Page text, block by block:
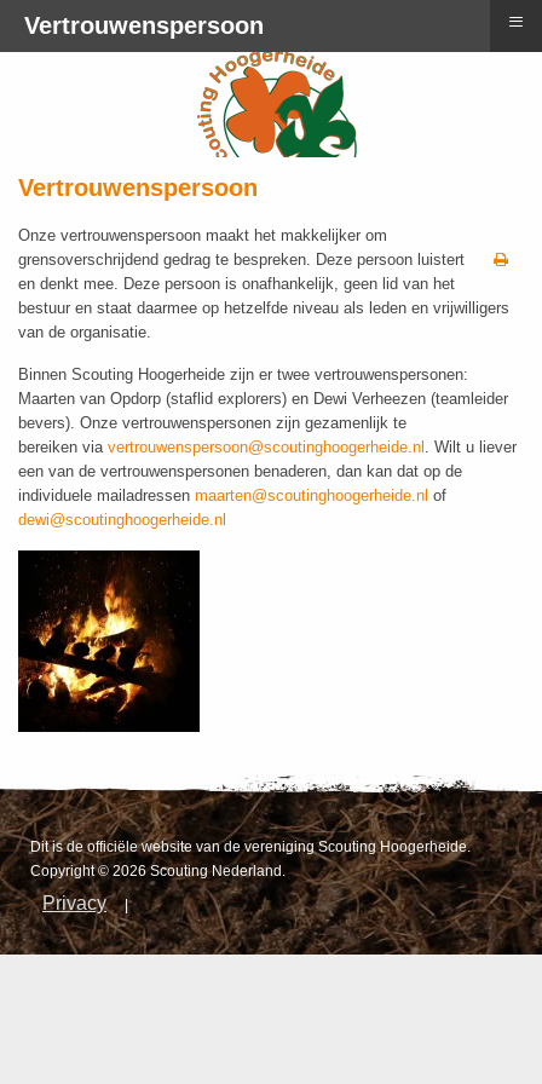
Vertrouwenspersoon
Onze vertrouwenspersoon maakt het makkelijker om
grensoverschrijdend gedrag te bespreken. Deze persoon luistert
en denkt mee. Deze persoon is onafhankelijk, geen lid van het
bestuur en staat daarmee op hetzelfde niveau als leden en vrijwilligers
van de organisatie.
Binnen Scouting Hoogerheide zijn er twee vertrouwenspersonen:
Maarten van Opdorp (staflid explorers) en Dewi Verheezen (teamleider
bevers). Onze vertrouwenspersonen zijn gezamenlijk te
bereiken via vertrouwenspersoon@scoutinghoogerheide.nl . Wilt u liever
een van de vertrouwenspersonen benaderen, dan kan dat op de
individuele mailadressen maarten@scoutinghoogerheide.nl of
dewi@scoutinghoogerheide.nl
Dit is de officiële website van de vereniging Scouting Hoogerheide.
Copyright © 2026 Scouting Nederland.
Privacy
Vertrouwenspersoon ≡